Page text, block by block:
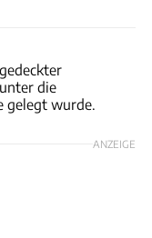
die
gelegt wurde.
ANZEIGE